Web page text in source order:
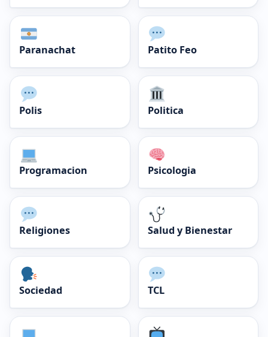
Paranachat Patito Feo
Polis Politica
Programacion Psicologia
Religiones Salud y Bienestar
Sociedad TCL